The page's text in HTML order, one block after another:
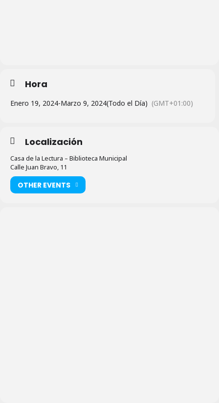
Hora
Enero 19, 2024-Marzo 9, 2024(Todo el Día) (GMT+01:00)
Localización
Casa de la Lectura – Biblioteca Municipal
Calle Juan Bravo, 11
OTHER EVENTS